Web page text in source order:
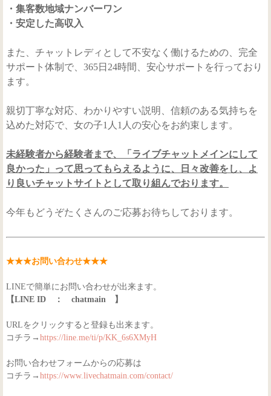
・集客数地域ナンバーワン
・安定した高収入
また、チャットレディとして不安なく働けるための、完全
サポート体制で、365日24時間、安心サポートを行っており
ます。
親切丁寧な対応、わかりやすい説明、信頼のある気持ちを
込めた対応で、女の子1人1人の安心をお約束します。
未経験者から経験者まで、「ライブチャットメインにして
良かった」って思ってもらえるように、日々改善をし、よ
り良いチャットサイトとして取り組んでおります。
今年もどうぞたくさんのご応募お待ちしております。
★★★お問い合わせ★★★
LINEで簡単にお問い合わせが出来ます。
【LINE ID ： chatmain 】
URLをクリックすると登録も出来ます。
コチラ→ https://line.me/ti/p/KK_6s6XMyH
お問い合わせフォームからの応募は
コチラ→ https://www.livechatmain.com/contact/